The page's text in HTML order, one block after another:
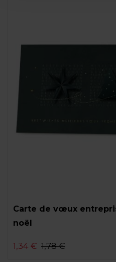
Carte de vœux
noël
1,34 € 1,78 €